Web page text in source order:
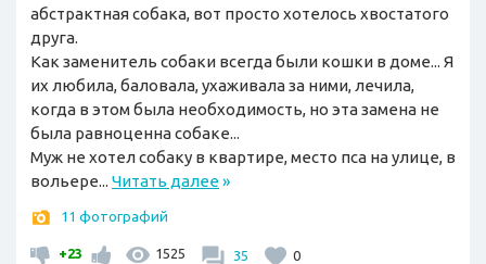
абстрактная собака, вот просто хотелось хвостатого
друга.
Как заменитель собаки всегда были кошки в доме... Я
их любила, баловала, ухаживала за ними, лечила,
когда в этом была необходимость, но эта замена не
была равноценна собаке...
Муж не хотел собаку в квартире, место пса на улице, в
вольере... Читать далее»
11 фотографий
+23 1525 35 0